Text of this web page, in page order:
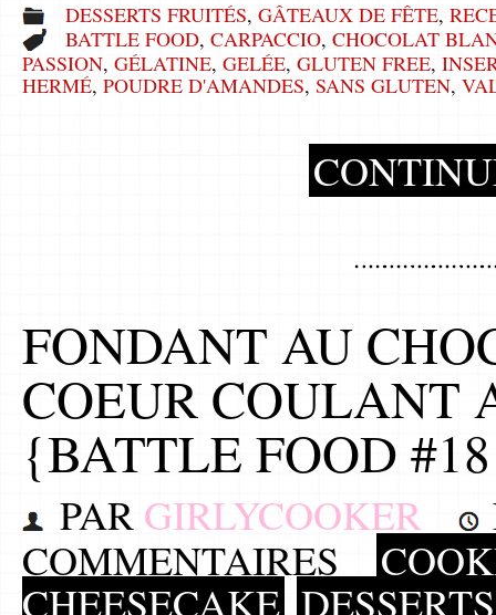
DESSERTS FRUITÉS, GÂTEAUX DE FÊTE,
BATTLE FOOD, CARPACCIO, CHOCOLAT
PASSION, GÉLATINE, GELÉE, GLUTEN FREE,
HERMÉ, POUDRE D'AMANDES, SANS GLUTEN,
FONDANT AU
COEUR COULANT
{BATTLE FOOD
PAR GIRLYCOOKER
COMMENTAIRES
CHEESECAKE